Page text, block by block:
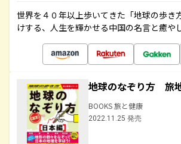
世界を４０年以上歩いてきた「地球の歩き
けする、人生を輝かせる中国の名言と癒や
地球のなぞり方 旅
BOOKS 旅と健康
2022.11.25 発売